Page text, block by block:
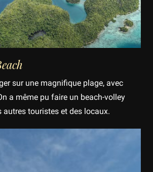
sur une magnifique plage, avec
a même pu faire un beach-volley
autres touristes et des locaux.